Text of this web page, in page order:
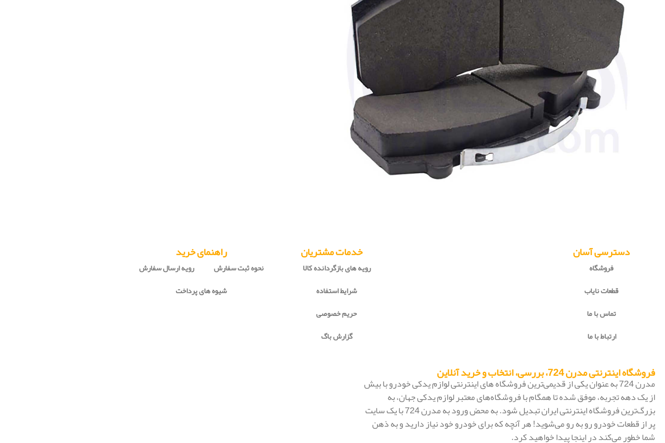
دسترسی آسان
فروشگاه
قطعات نایاب
تماس با ما
ارتباط با ما
خدمات مشتریان
رویه های بازگردانده کالا
شرایط استفاده
حریم خصوصی
گزارش باگ
راهنمای خرید
نحوه ثبت سفارش
رویه ارسال سفارش
شیوه های پرداخت
فروشگاه اینترنتی مدرن 724، بررسی، انتخاب و خرید آنلاین
مدرن 724 به عنوان یکی از قدیمی‌ترین فروشگاه های اینترنتی لوازم یدکی خودرو با بیش
از یک دهه تجربه، موفق شده تا همگام با فروشگاه‌های معتبر لوازم یدکی جهان، به
بزرگ‌ترین فروشگاه اینترنتی ایران تبدیل شود. به محض ورود به مدرن 724 با یک سایت
پر از قطعات خودرو رو به رو می‌شوید! هر آنچه که برای خودرو خود نیاز دارید و به ذهن
شما خطور می‌کند در اینجا پیدا خواهید کرد.